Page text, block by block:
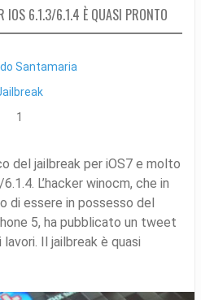
IOS 6.1.3/6.1.4 È QUASI PRONTO
Santamaria
1
del jailbreak per iOS7 e molto
L’hacker winocm, che in
di essere in possesso del
5, ha pubblicato un tweet
Il jailbreak è quasi